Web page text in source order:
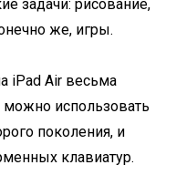
задачи: рисование,
же, игры.
iPad Air весьма
использовать
поколения, и
клавиатур.